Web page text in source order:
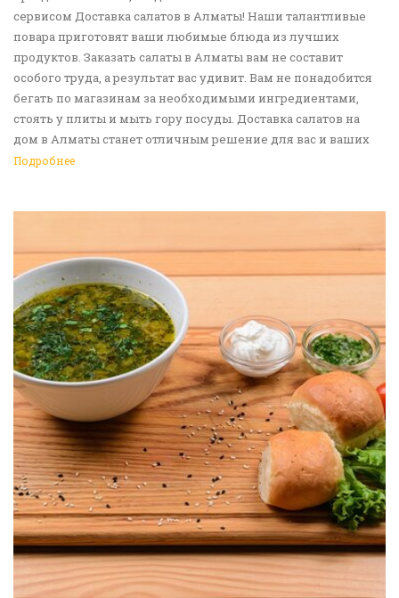
сервисом Доставка салатов в Алматы! Наши талантливые
повара приготовят ваши любимые блюда из лучших
продуктов. Заказать салаты в Алматы вам не составит
особого труда, а результат вас удивит. Вам не понадобится
бегать по магазинам за необходимыми ингредиентами,
стоять у плиты и мыть гору посуды. Доставка салатов на
дом в Алматы станет отличным решение для вас и ваших
родных, друзей. Ведь мы сами берем все хлопоты в свои
Подробнее